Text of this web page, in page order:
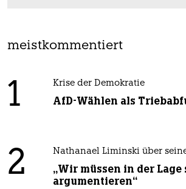
meistkommentiert
1 Krise der Demokratie
AfD-Wählen als
2 Nathanael Liminski über
„Wir müssen in der Lage
argumentieren“